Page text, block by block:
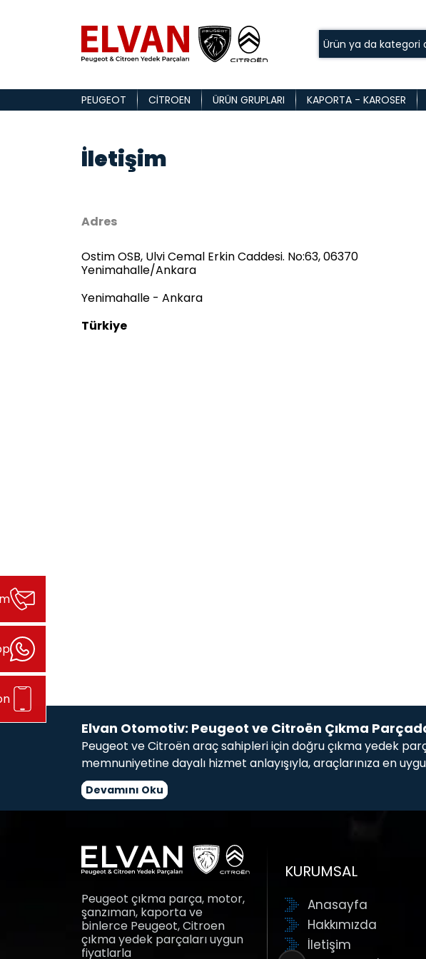
PEUGEOT CITROEN ÜRÜN GRUPLARI KAPORTA - KAROSER
İletişim
Adres
Ostim OSB, Ulvi Cemal Erkin Caddesi. No:63, 06370
Yenimahalle/Ankara
Yenimahalle - Ankara
Türkiye
Elvan Otomotiv: Peugeot ve Citroën Çıkma
Peugeot ve Citroën araç sahipleri için doğru çıkma yedek
memnuniyetine dayalı hizmet anlayışıyla, araçlarınıza en
Kaporta ve karoser parçalarından motor aksamına, fren ve
hizmetinizdeyiz. İster far, stop lambası gibi aydınlatma
burada bulabilirsiniz.
Neden Elvan Otomotiv?
Peugeot ve Citroën’in tüm
Kalite ve Güven:Her ürünümüz titizlikle kontrol edilip
Ekonomik Çözümler:
Hem cebinizi hem de aracınızı
Uzman Ekip:Sorularınıza yanıt veren ve ihtiyaçlarınıza en
Devamını Oku
Peugeot çıkma parça, motor,
şanzıman, kaporta ve
binlerce Peugeot, Citroen
çıkma yedek parçaları uygun
fiyatlarla
KURUMSAL
Anasayfa
Hakkımızda
İletişim